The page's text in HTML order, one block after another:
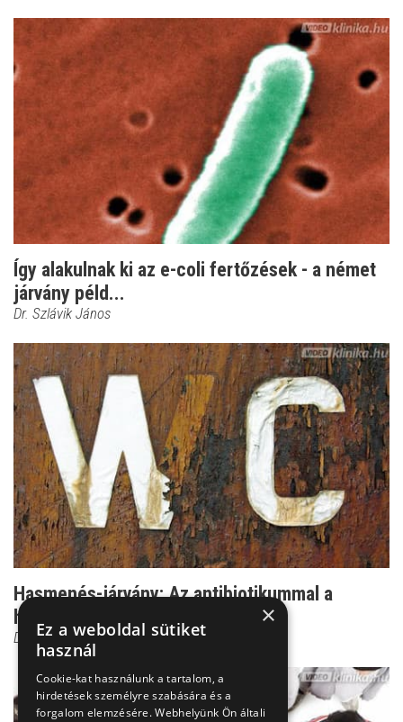
Így alakulnak ki az e-coli fertőzések - a német
járvány péld...
Dr. Szlávik János
Hasmenés-járvány: Az antibiotikummal a
halálos ítéletünket í...
Dr. Szlávik János
×
Ez a weboldal sütiket
használ
Cookie-kat használunk a tartalom, a
hirdetések személyre szabására és a
forgalom elemzésére. Webhelyünk Ön általi